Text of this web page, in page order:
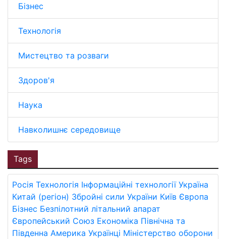
Бізнес
Технологія
Мистецтво та розваги
Здоров'я
Наука
Навколишнє середовище
Tags
Росія Технологія Інформаційні технології Україна
Китай (регіон) Збройні сили України Київ Європа
Бізнес Безпілотний літальний апарат
Європейський Союз Економіка Північна та
Південна Америка Українці Міністерство оборони